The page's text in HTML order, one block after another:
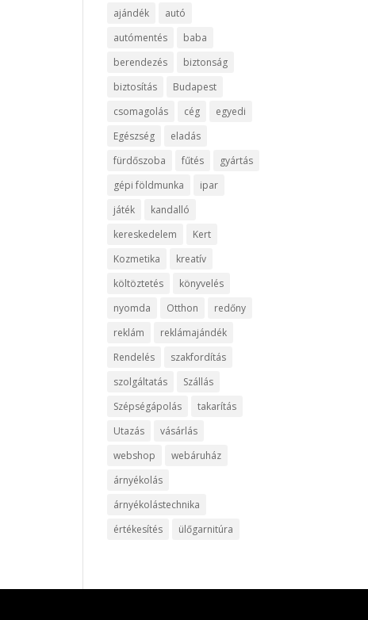
ajándék
autó
autómentés
baba
berendezés
biztonság
biztosítás
Budapest
csomagolás
cég
egyedi
Egészség
eladás
fürdőszoba
fűtés
gyártás
gépi földmunka
ipar
játék
kandalló
kereskedelem
Kert
Kozmetika
kreatív
költöztetés
könyvelés
nyomda
Otthon
redőny
reklám
reklámajándék
Rendelés
szakfordítás
szolgáltatás
Szállás
Szépségápolás
takarítás
Utazás
vásárlás
webshop
webáruház
árnyékolás
árnyékolástechnika
értékesítés
ülőgarnitúra